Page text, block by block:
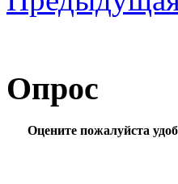
Опрос
Оцените пожалуйста